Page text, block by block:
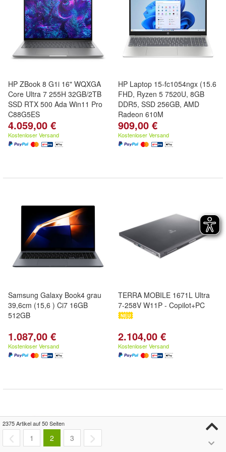
HP ZBook 8 G1i 16" WQXGA
Core Ultra 7 255H 32GB/2TB
SSD RTX 500 Ada Win11 Pro
C88G5ES
4.059,00 €
Kostenloser Versand
HP Laptop 15-fc1054ngx (15.6
FHD, Ryzen 5 7520U, 8GB
DDR5, SSD 256GB, AMD
Radeon 610M
909,00 €
Kostenloser Versand
Samsung Galaxy Book4 grau
39,6cm (15,6 ) Ci7 16GB
512GB
1.087,00 €
Kostenloser Versand
TERRA MOBILE 1671L Ultra
7-258V W11P - Copilot+PC
2.104,00 €
Kostenloser Versand
2375 Artikel auf 50 Seiten
1 2 3